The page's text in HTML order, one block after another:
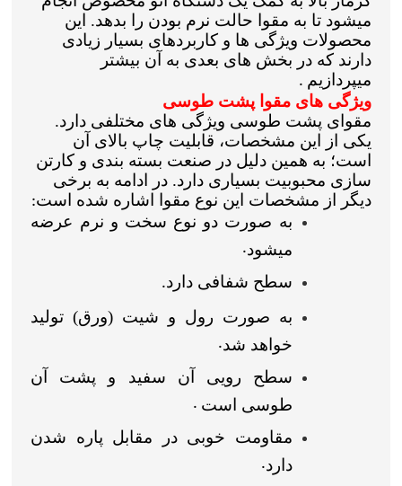
میشود تا به مقوا حالت نرم بودن را بدهد. این
محصولات ویژگی ها و کاربردهای بسیار زیادی
دارند که در بخش های بعدی به آن بیشتر
میپردازیم .
ویژگی های مقوا پشت طوسی
مقوای پشت طوسی ویژگی های مختلفی دارد.
یکی از این مشخصات، قابلیت چاپ بالای آن
است؛ به همین دلیل در صنعت بسته بندی و کارتن
سازی محبوبیت بسیاری دارد. در ادامه به برخی
دیگر از مشخصات این نوع مقوا اشاره شده است:
به صورت دو نوع سخت و نرم عرضه
میشود.
سطح شفافی دارد.
به صورت رول و شیت (ورق) تولید
خواهد شد.
سطح رویی آن سفید و پشت آن
طوسی است .
مقاومت خوبی در مقابل پاره شدن
دارد.